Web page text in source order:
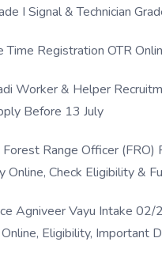
I Signal & Technician
Time Registration OTR
Worker & Helper
Before 13 July
Forest Range Officer (FRO)
Online, Check Eligibility &
Agniveer Vayu Intake
Eligibility, Important